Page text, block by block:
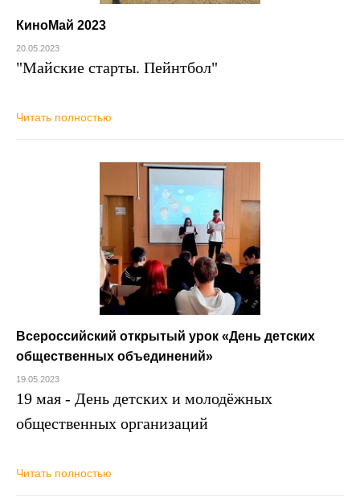
КиноМай 2023
20.05.2023
"Майские старты. Пейнтбол"
Читать полностью
Всероссийский открытый урок «День детских
общественных объединений»
19.05.2023
19 мая - День детских и молодёжных
общественных организаций
Читать полностью